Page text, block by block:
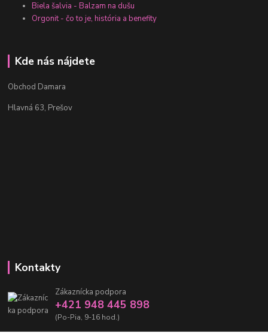
Biela šalvia - Balzam na dušu
Orgonit - čo to je, história a benefity
Kde nás nájdete
Obchod Damara
Hlavná 63, Prešov
Kontakty
Zákaznícka podpora
+421 948 445 898
(Po-Pia, 9-16 hod.)